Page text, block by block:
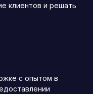
клиентов и решать
с опытом в